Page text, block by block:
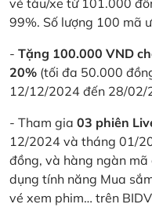
99%. Số lượng 100 mã
- Tặng 100.000 VND
20% (tối đa 50.000
12/12/2024 đến 28/02/
- Tham gia 03 phiên
12/2024 và tháng 01/
đồng, và hàng ngàn
dụng tính năng Mua
vé xem phim… trên